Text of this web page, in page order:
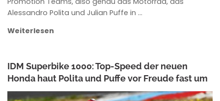
Alessandro Polita und Julian Puffe in …
Weiterlesen
IDM Superbike 1000: Top-Speed der neuen
Honda haut Polita und Puffe vor Freude fast um